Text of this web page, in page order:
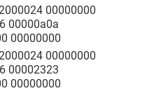
00000000
00000a0a
00000000
00000000
00002323
00000000